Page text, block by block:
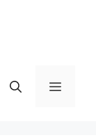
Menu